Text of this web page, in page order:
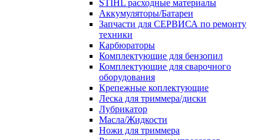
STIHL расходные материалы
Аккумуляторы/Батареи
Запчасти для СЕРВИСА по ремонту
техники
Карбюраторы
Комплектующие для бензопил
Комплектующие для сварочного
оборудования
Крепежные коплектующие
Леска для триммера/диски
Лубрикатор
Масла/Жидкости
Ножи для триммера